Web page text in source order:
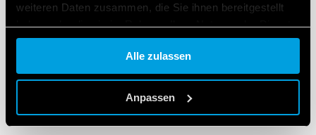
weiteren Daten zusammen, die Sie ihnen bereitgestellt
haben oder die sie im Rahmen Ihrer Nutzung der Dienste
gesammelt haben.
Cookie policy.
Alle zulassen
Anpassen